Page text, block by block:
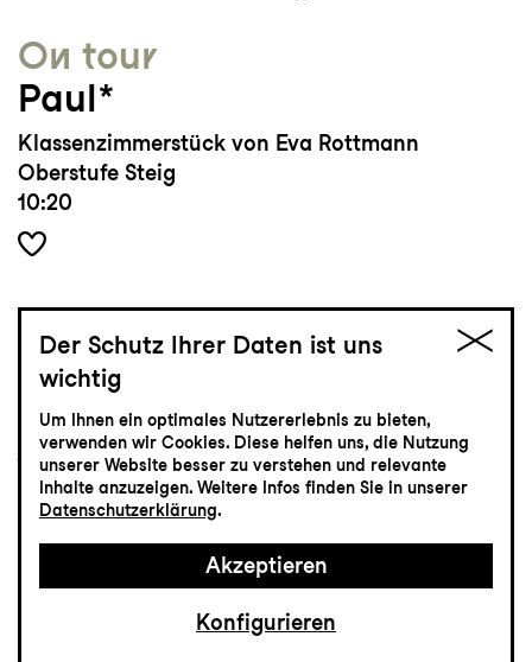
On tour
Paul*
Klassenzimmerstück von Eva Rottmann
Oberstufe Steig
10:20
26.2Donnerstag
jung
Eröffnung jungspund
Theaterfestival für junges
Der Schutz Ihrer Daten ist uns
wichtig
Um Ihnen ein optimales Nutzererlebnis zu bieten,
verwenden wir Cookies. Diese helfen uns, die Nutzung
unserer Website besser zu verstehen und relevante
Inhalte anzuzeigen. Weitere Infos finden Sie in unserer
Datenschutzerklärung.
Akzeptieren
Konfigurieren